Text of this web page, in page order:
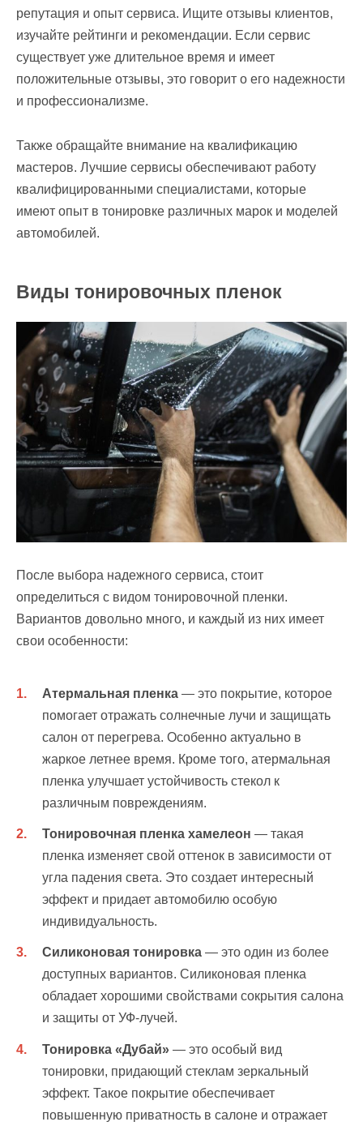
репутация и опыт сервиса. Ищите отзывы клиентов,
изучайте рейтинги и рекомендации. Если сервис
существует уже длительное время и имеет
положительные отзывы, это говорит о его надежности
и профессионализме.
Также обращайте внимание на квалификацию
мастеров. Лучшие сервисы обеспечивают работу
квалифицированными специалистами, которые
имеют опыт в тонировке различных марок и моделей
автомобилей.
Виды тонировочных пленок
После выбора надежного сервиса, стоит
определиться с видом тонировочной пленки.
Вариантов довольно много, и каждый из них имеет
свои особенности:
Атермальная пленка — это покрытие, которое
помогает отражать солнечные лучи и защищать
салон от перегрева. Особенно актуально в
жаркое летнее время. Кроме того, атермальная
пленка улучшает устойчивость стекол к
различным повреждениям.
Тонировочная пленка хамелеон — такая
пленка изменяет свой оттенок в зависимости от
угла падения света. Это создает интересный
эффект и придает автомобилю особую
индивидуальность.
Силиконовая тонировка — это один из более
доступных вариантов. Силиконовая пленка
обладает хорошими свойствами сокрытия салона
и защиты от УФ-лучей.
Тонировка «Дубай» — это особый вид
тонировки, придающий стеклам зеркальный
эффект. Такое покрытие обеспечивает
повышенную приватность в салоне и отражает